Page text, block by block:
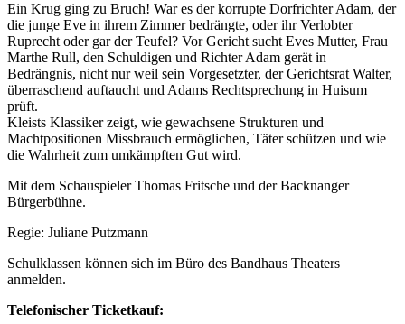
Ein Krug ging zu Bruch! War es der korrupte Dorfrichter Adam, der
die junge Eve in ihrem Zimmer bedrängte, oder ihr Verlobter
Ruprecht oder gar der Teufel? Vor Gericht sucht Eves Mutter, Frau
Marthe Rull, den Schuldigen und Richter Adam gerät in
Bedrängnis, nicht nur weil sein Vorgesetzter, der Gerichtsrat Walter,
überraschend auftaucht und Adams Rechtsprechung in Huisum
prüft.
Kleists Klassiker zeigt, wie gewachsene Strukturen und
Machtpositionen Missbrauch ermöglichen, Täter schützen und wie
die Wahrheit zum umkämpften Gut wird.
Mit dem Schauspieler Thomas Fritsche und der Backnanger
Bürgerbühne.
Regie: Juliane Putzmann
Schulklassen können sich im Büro des Bandhaus Theaters
anmelden.
Telefonischer Ticketkauf: